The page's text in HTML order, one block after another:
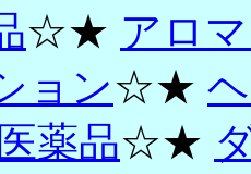
☆★ アロ
ョン☆★
医薬品☆★